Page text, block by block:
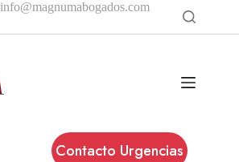
info@magnumabogados.com
Contacto Urgencias